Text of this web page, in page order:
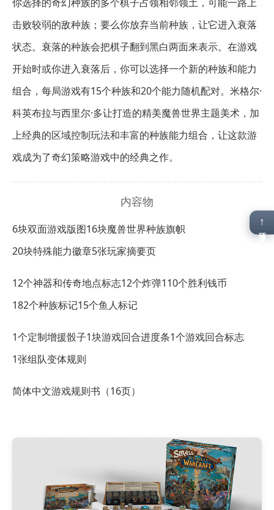
击败较弱的敌种族；要么你放弃当前种族，让它进入衰落
状态。衰落的种族会把棋子翻到黑白两面来表示。在游戏
开始时或你进入衰落后，你可以选择一个新的种族和能力
组合，每局游戏有15个种族和20个能力随机配对。米格尔·
科英布拉与西里尔·多让打造的精美魔兽世界主题美术，加
上经典的区域控制玩法和丰富的种族能力组合，让这款游
戏成为了奇幻策略游戏中的经典之作。
内容物
6块双面游戏版图16块魔兽世界种族旗帜
20块特殊能力徽章5张玩家摘要页
12个神器和传奇地点标志12个炸弹110个胜利钱币
182个种族标记15个鱼人标记
1个定制增援骰子1块游戏回合进度条1个游戏回合标志
1张组队变体规则
简体中文游戏规则书（16页）
↑